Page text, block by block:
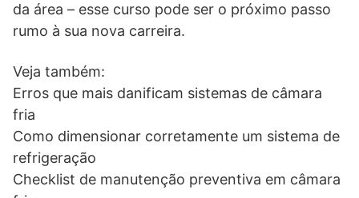
da área – esse curso pode ser o próximo passo
rumo à sua nova carreira.
Veja também:
Erros que mais danificam sistemas de câmara
fria
Como dimensionar corretamente um sistema de
refrigeração
Checklist de manutenção preventiva em câmara